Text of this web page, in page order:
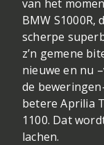
van het
BMW S1000R,
scherpe
z’n gemene
nieuwe en nu
de
betere Aprilia
1100. Dat
lachen.